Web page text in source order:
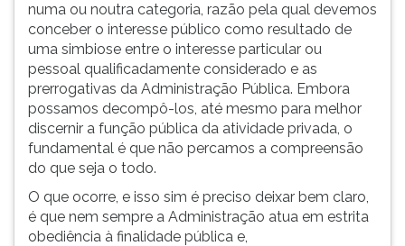
numa ou noutra categoria, razão pela qual devemos
conceber o interesse público como resultado de
uma simbiose entre o interesse particular ou
pessoal qualificadamente considerado e as
prerrogativas da Administração Pública. Embora
possamos decompô-los, até mesmo para melhor
discernir a função pública da atividade privada, o
fundamental é que não percamos a compreensão
do que seja o todo.
O que ocorre, e isso sim é preciso deixar bem claro,
é que nem sempre a Administração atua em estrita
obediência à finalidade pública e,